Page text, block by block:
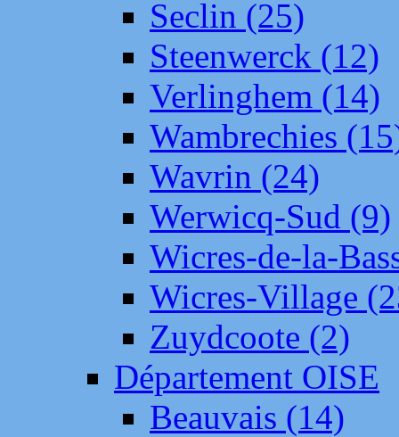
Seclin (25)
Steenwerck (12)
Verlinghem (14)
Wambrechies
Wavrin (24)
Werwicq-Sud (9)
Wicres-de-la-
Wicres-Village
Zuydcoote (2)
Département OISE
Beauvais (14)